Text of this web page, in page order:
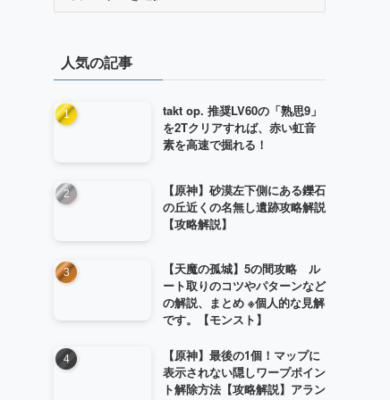
ー人気の記事
takt op. 推奨LV60の「熟思9」
を2Tクリアすれば、赤い虹音
素を高速で掘れる！
【原神】砂漠左下側にある鑠石
の丘近くの名無し遺跡攻略解説
【攻略解説】
【天魔の孤城】5の間攻略 ル
ート取りのコツやパターンなど
の解説、まとめ ※個人的な見解
です。【モンスト】
【原神】最後の1個！マップに
表示されない隠しワープポイン
ト解除方法【攻略解説】アラン